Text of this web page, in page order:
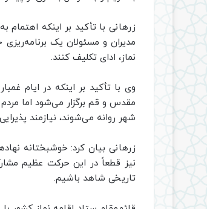
زرهانی با تأکید بر اینکه
مدیران و مسئولان یک
نماز، ادای تکلیف کنند.
وی با تأکید بر اینکه در ایام
مقدس و قم برگزار می‌شود اما
شهر روانه می‌شوند، نیازمند
زرهانی بیان کرد: خوشبختانه
نیز قطعاً در این حرکت عظیم
تاریخی شاهد باشیم.